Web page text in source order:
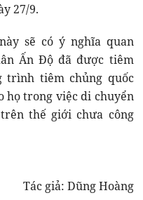
27/9.
sẽ có ý nghĩa quan
Ấn Độ đã được tiêm
trình tiêm chủng quốc
họ trong việc di chuyển
thế giới chưa công
Tác giả: Dũng Hoàng